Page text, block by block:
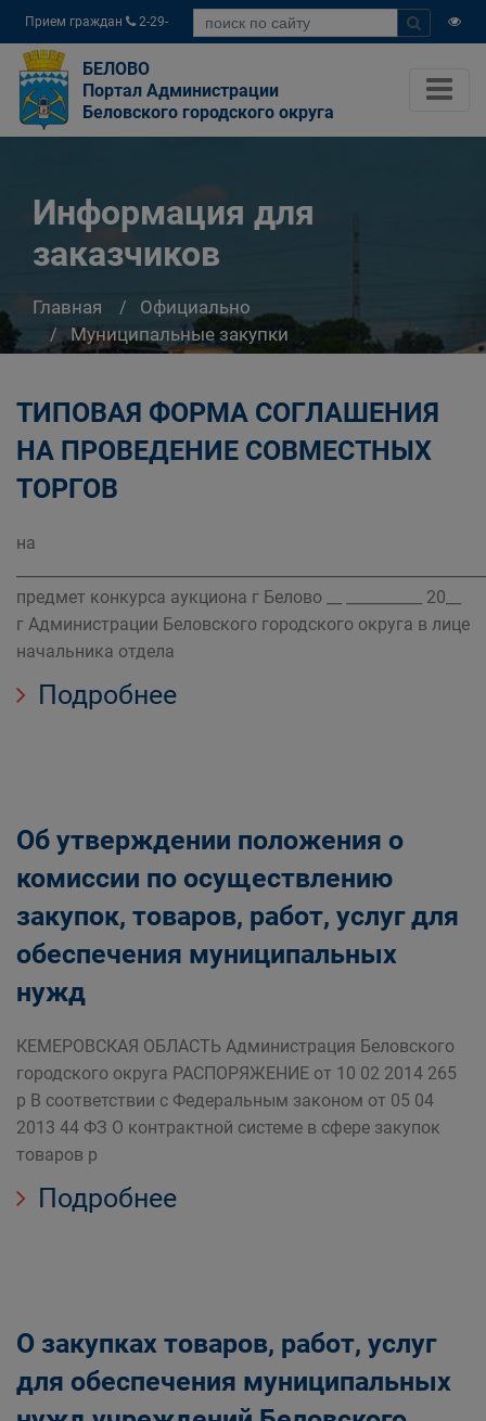
Прием граждан
2-29-
04
БЕЛОВО
Портал Администрации
Беловского городского округа
Информация для
заказчиков
Главная
Официально
Муниципальные закупки
Информация для заказчиков
ТИПОВАЯ ФОРМА СОГЛАШЕНИЯ
НА ПРОВЕДЕНИЕ СОВМЕСТНЫХ
ТОРГОВ
на
предмет конкурса аукциона г Белово __ __________ 20__
г Администрации Беловского городского округа в лице
начальника отдела
Подробнее
Об утверждении положения о
комиссии по осуществлению
закупок, товаров, работ, услуг для
обеспечения муниципальных
нужд
КЕМЕРОВСКАЯ ОБЛАСТЬ Администрация Беловского
городского округа РАСПОРЯЖЕНИЕ от 10 02 2014 265
р В соответствии с Федеральным законом от 05 04
2013 44 ФЗ О контрактной системе в сфере закупок
товаров р
Подробнее
О закупках товаров, работ, услуг
для обеспечения муниципальных